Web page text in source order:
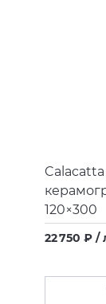
120×300
22 750 ₽ /